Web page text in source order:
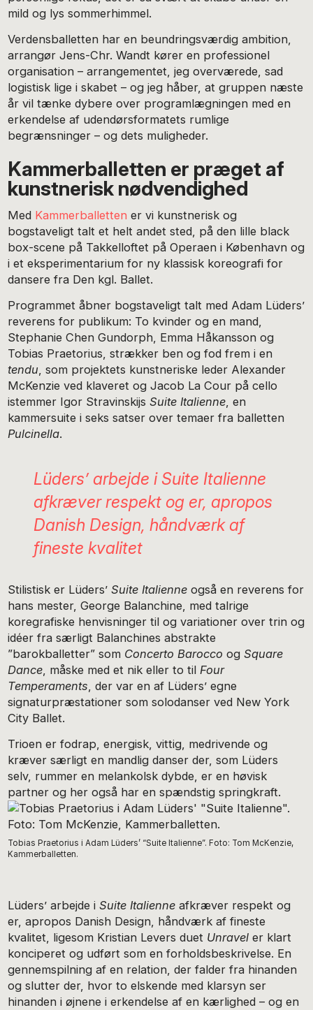
mild og lys sommerhimmel.
Verdensballetten har en beundringsværdig ambition,
arrangør Jens-Chr. Wandt kører en professionel
organisation – arrangementet, jeg overværede, sad
logistisk lige i skabet – og jeg håber, at gruppen næste
år vil tænke dybere over programlægningen med en
erkendelse af udendørsformatets rumlige
begrænsninger – og dets muligheder.
Kammerballetten er præget af
kunstnerisk nødvendighed
Med Kammerballetten er vi kunstnerisk og
bogstaveligt talt et helt andet sted, på den lille black
box-scene på Takkelloftet på Operaen i København og
i et eksperimentarium for ny klassisk koreografi for
dansere fra Den kgl. Ballet.
Programmet åbner bogstaveligt talt med Adam Lüders’
reverens for publikum: To kvinder og en mand,
Stephanie Chen Gundorph, Emma Håkansson og
Tobias Praetorius, strækker ben og fod frem i en
tendu , som projektets kunstneriske leder Alexander
McKenzie ved klaveret og Jacob La Cour på cello
istemmer Igor StravinskijsSuite Italienne , en
kammersuite i seks satser over temaer fra balletten
Pulcinella.
Lüders’ arbejde i Suite Italienne
afkræver respekt og er, apropos
Danish Design, håndværk af
fineste kvalitet
Stilistisk er Lüders’Suite Italienne også en reverens for
hans mester, George Balanchine, med talrige
koregrafiske henvisninger til og variationer over trin og
idéer fra særligt Balanchines abstrakte
”barokballetter” som Concerto Barocco ogSquare
Dance, måske med et nik eller to tilFour
Temperaments, der var en af Lüders’ egne
signaturpræstationer som solodanser ved New York
City Ballet.
Trioen er fodrap, energisk, vittig, medrivende og
kræver særligt en mandlig danser der, som Lüders
selv, rummer en melankolsk dybde, er en høvisk
partner og her også har en spændstig springkraft.
Tobias Praetorius i Adam Lüders’ “Suite Italienne”. Foto: Tom McKenzie,
Kammerballetten.
Lüders’ arbejde iSuite Italienne afkræver respekt og
er, apropos Danish Design, håndværk af fineste
kvalitet, ligesom Kristian Levers duet Unravel er klart
konciperet og udført som en forholdsbeskrivelse. En
gennemspilning af en relation, der falder fra hinanden
og slutter der, hvor to elskende med klarsyn ser
hinanden i øjnene i erkendelse af en kærlighed – og en